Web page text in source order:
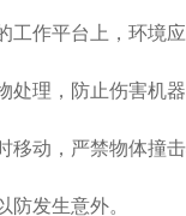
工作平台上，环境
处理，防止伤害机器
移动，严禁物体撞击
防发生意外。